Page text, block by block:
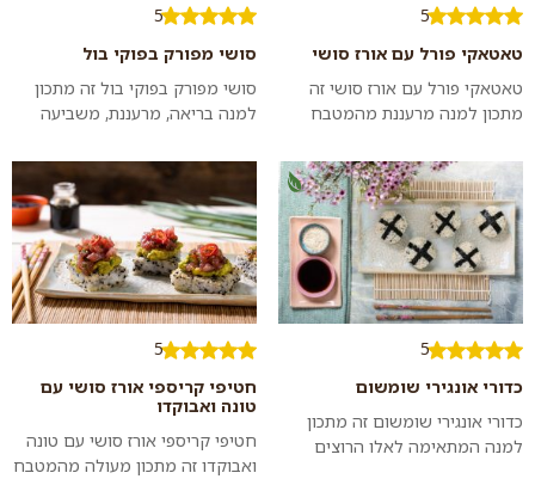
5
טאטאקי פורל עם אורז סושי
טאטאקי פורל עם אורז סושי זה
מתכון למנה מרעננת מהמטבח
המוגש על מצע של כדורי אורז
סושי מתובל....
5
סושי מפורק בפוקי בול
סושי מפורק בפוקי בול זה מתכון
למנה בריאה, מרעננת, משביעה
ובקלות כארוחת צהרים או ערב
5
כדורי אונגירי שומשום
כדורי אונגירי שומשום זה מתכון
למנה המתאימה לאלו הרוצים
5
חטיפי קריספי אורז סושי עם
טונה ואבוקדו
חטיפי קריספי אורז סושי עם טונה
ואבוקדו זה מתכון מעולה מהמטבח